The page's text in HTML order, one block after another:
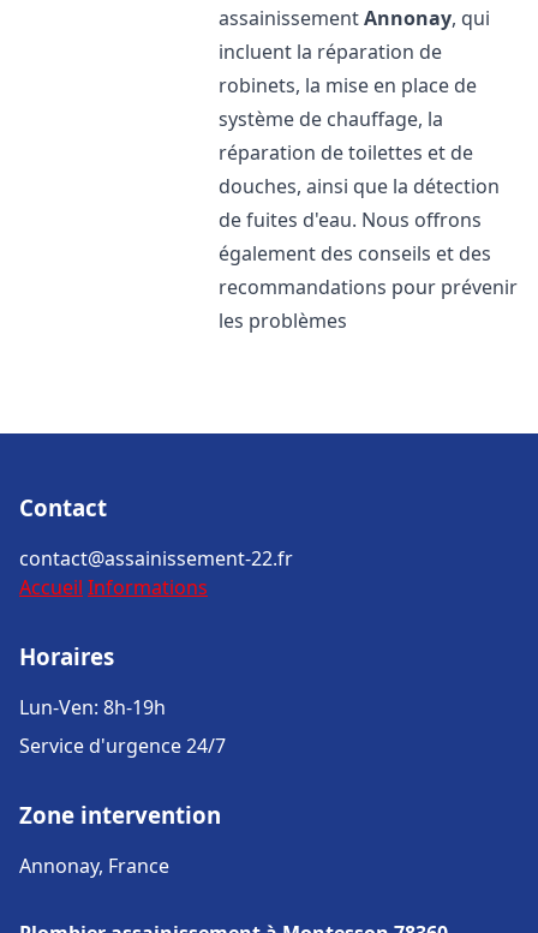
assainissementAnnonay, qui
incluent la réparation de
robinets, la mise en place de
système de chauffage, la
réparation de toilettes et de
douches, ainsi que la détection
de fuites d'eau. Nous offrons
également des conseils et des
recommandations pour prévenir
les problèmes
Contact
contact@assainissement-22.fr
Accueil Informations
Horaires
Lun-Ven: 8h-19h
Service d'urgence 24/7
Zone intervention
Annonay, France